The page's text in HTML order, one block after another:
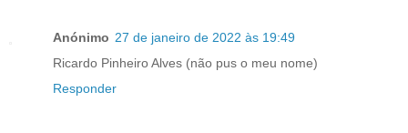
Anónimo 27 de janeiro de 2022 às 19:49
Ricardo Pinheiro Alves (não pus o meu nome)
Responder